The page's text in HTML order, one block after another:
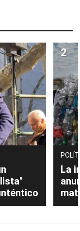
La